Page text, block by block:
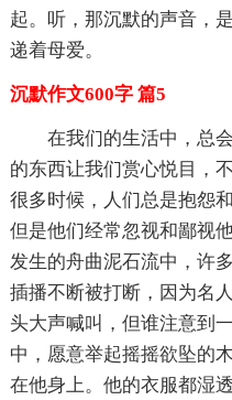
起。听，那沉默的声音，
递着母爱。
沉默作文600字 篇5
在我们的生活中，总
的东西让我们赏心悦目，
很多时候，人们总是抱怨
但是他们经常忽视和鄙视
发生的舟曲泥石流中，许
插播不断被打断，因为名
头大声喊叫，但谁注意到
中，愿意举起摇摇欲坠的
在他身上。他的衣服都湿